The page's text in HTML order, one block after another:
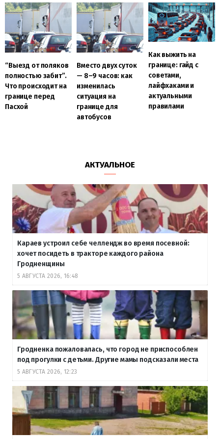
“Выезд от поляков
полностью забит”.
Что происходит на
границе перед
Пасхой
Вместо двух суток
— 8–9 часов: как
изменилась
ситуация на
границе для
автобусов
Как выжить на
границе: гайд с
советами,
лайфхаками и
актуальными
правилами
АКТУАЛЬНОЕ
Караев устроил себе челлендж во время посевной:
хочет посидеть в тракторе каждого района
Гродненщины
5 АВГУСТА 2026, 16:48
Гродненка пожаловалась, что город не приспособлен
под прогулки с детьми. Другие мамы подсказали места
5 АВГУСТА 2026, 12:23